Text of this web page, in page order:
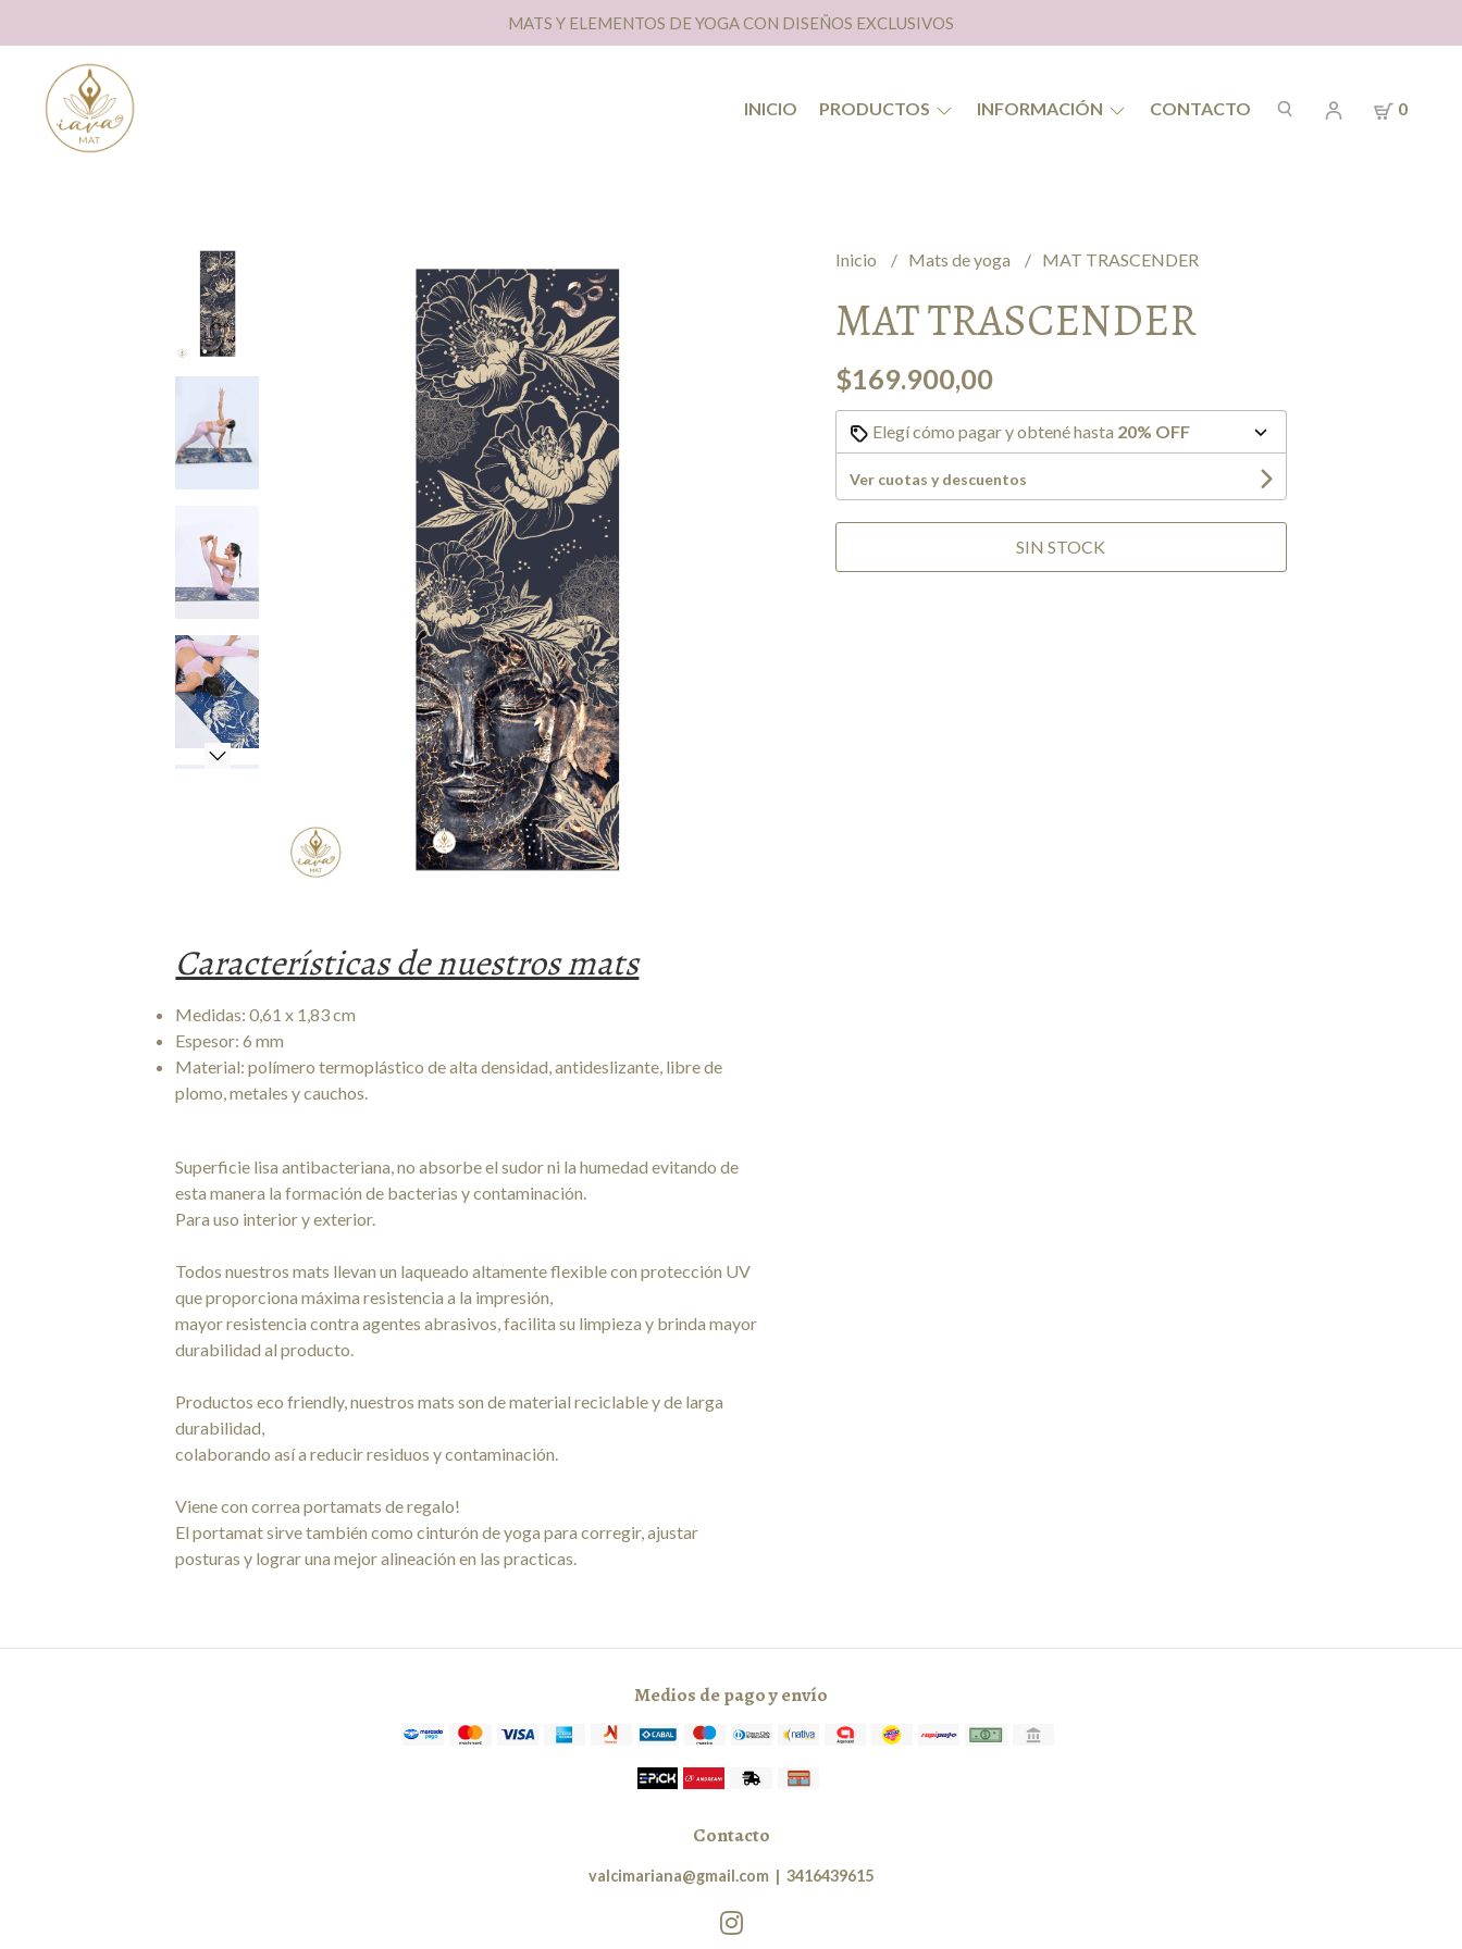
MATS Y ELEMENTOS DE YOGA CON DISEÑOS EXCLUSIVOS
INICIO PRODUCTOS INFORMACIÓN CONTACTO 0
Características de nuestros mats
Medidas: 0,61 x 1,83 cm
Espesor: 6 mm
Material: polímero termoplástico de alta densidad, antideslizante, libre de
plomo, metales y cauchos.
Superficie lisa antibacteriana, no absorbe el sudor ni la humedad evitando de
esta manera la formación de bacterias y contaminación.
Para uso interior y exterior.
Todos nuestros mats llevan un laqueado altamente flexible con protección UV
que proporciona máxima resistencia a la impresión,
mayor resistencia contra agentes abrasivos, facilita su limpieza y brinda mayor
durabilidad al producto.
Productos eco friendly, nuestros mats son de material reciclable y de larga
durabilidad,
colaborando así a reducir residuos y contaminación.
Viene con correa portamats de regalo!
El portamat sirve también como cinturón de yoga para corregir, ajustar
posturas y lograr una mejor alineación en las practicas.
Inicio Mats de yoga MAT TRASCENDER
MAT TRASCENDER
$169.900,00
Elegí cómo pagar y obtené hasta 20% OFF
Ver cuotas y descuentos
SIN STOCK
Medios de pago y envío
Contacto
valcimariana@gmail.com | 3416439615